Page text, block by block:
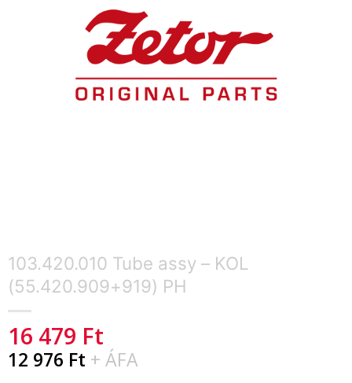
103.420.010 Tube assy – KOL
(55.420.909+919) PH
16 479 Ft
12 976 Ft + ÁFA